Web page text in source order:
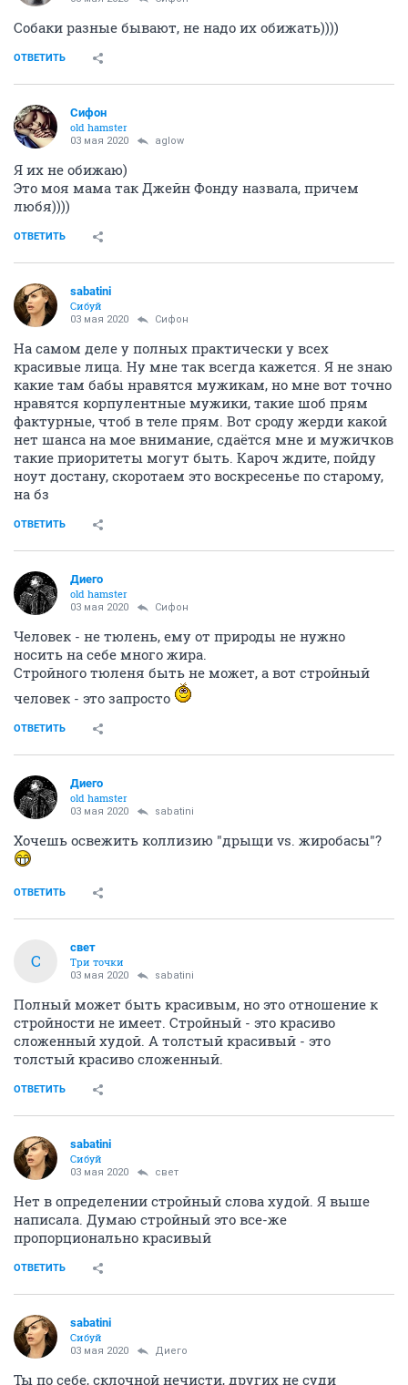
Собаки разные бывают, не надо их обижать))))
ОТВЕТИТЬ
Сифон
old hamster
03 мая 2020 aglow
Я их не обижаю)
Это моя мама так Джейн Фонду назвала, причем
любя))))
ОТВЕТИТЬ
sabatini
Сибуй
03 мая 2020 Сифон
На самом деле у полных практически у всех
красивые лица. Ну мне так всегда кажется. Я не знаю
какие там бабы нравятся мужикам, но мне вот точно
нравятся корпулентные мужики, такие шоб прям
фактурные, чтоб в теле прям. Вот сроду жерди какой
нет шанса на мое внимание, сдаётся мне и мужичков
такие приоритеты могут быть. Кароч ждите, пойду
ноут достану, скоротаем это воскресенье по старому,
на бз
ОТВЕТИТЬ
Диего
old hamster
03 мая 2020 Сифон
Человек - не тюлень, ему от природы не нужно
носить на себе много жира.
Стройного тюленя быть не может, а вот стройный
человек - это запросто
ОТВЕТИТЬ
Диего
old hamster
03 мая 2020 sabatini
Хочешь освежить коллизию "дрыщи vs. жиробасы"?
ОТВЕТИТЬ
С
свет
Три точки
03 мая 2020 sabatini
Полный может быть красивым, но это отношение к
стройности не имеет. Стройный - это красиво
сложенный худой. А толстый красивый - это
толстый красиво сложенный.
ОТВЕТИТЬ
sabatini
Сибуй
03 мая 2020 свет
Нет в определении стройный слова худой. Я выше
написала. Думаю стройный это все-же
пропорционально красивый
ОТВЕТИТЬ
sabatini
Сибуй
03 мая 2020 Диего
Ты по себе, склочной нечисти, других не суди